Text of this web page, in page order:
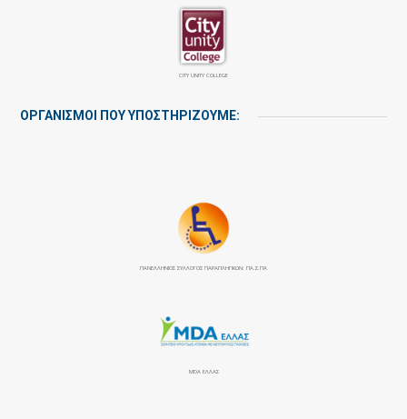
CITY UNITY COLLEGE
ΟΡΓΑΝΙΣΜΟΙ ΠΟΥ ΥΠΟΣΤΗΡΙΖΟΥΜΕ:
ΠΑΝΕΛΛΉΝΙΟΣ ΣΎΛΛΟΓΟΣ ΠΑΡΑΠΛΗΓΙΚΏΝ: ΠΑ.Σ.ΠΑ
MDA ΕΛΛΑΣ